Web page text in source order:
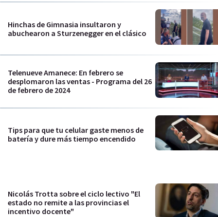
Hinchas de Gimnasia insultaron y
abuchearon a Sturzenegger en el clásico
Telenueve Amanece: En febrero se
desplomaron las ventas - Programa del 26
de febrero de 2024
Tips para que tu celular gaste menos de
batería y dure más tiempo encendido
Nicolás Trotta sobre el ciclo lectivo "El
estado no remite a las provincias el
incentivo docente"